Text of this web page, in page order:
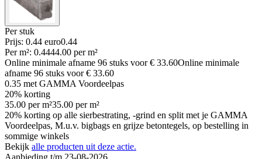
Per stuk
Prijs: 0.44 euro0.44
Per m²: 0.4444.00 per m²
Online minimale afname 96 stuks voor€ 33.60Online minimale
afname 96 stuks voor€ 33.60
0.35 met GAMMA Voordeelpas
20% korting
35.00 per m²35.00 per m²
20% korting op alle sierbestrating, -grind en split met je GAMMA
Voordeelpas, M.u.v. bigbags en grijze betontegels, op bestelling in
sommige winkels
Bekijk alle producten uit deze actie.
Aanbieding t/m 23-08-2026